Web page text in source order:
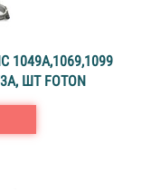
1049А,1069,1099
ШТ FOTON